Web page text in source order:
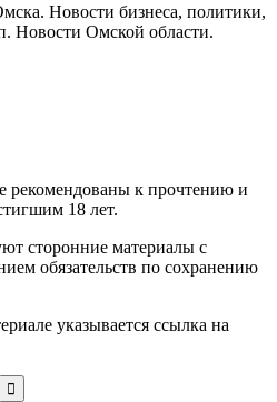
Новости бизнеса, политики,
Новости Омской области.
рекомендованы к прочтению и
18 лет.
сторонние материалы с
обязательств по сохранению
указывается ссылка на